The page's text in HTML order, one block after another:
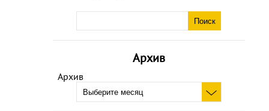
Архив
Архив